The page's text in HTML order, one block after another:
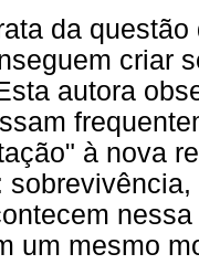
da
criar
autora
à nova
um mesmo